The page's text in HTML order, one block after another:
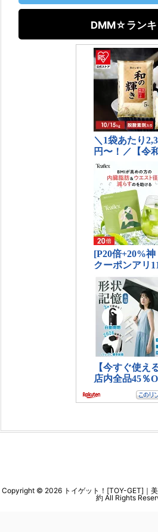
DMM☆ランキ
Copyright © 2026 トイゲット！[TOY-GET]｜
約 All Rights